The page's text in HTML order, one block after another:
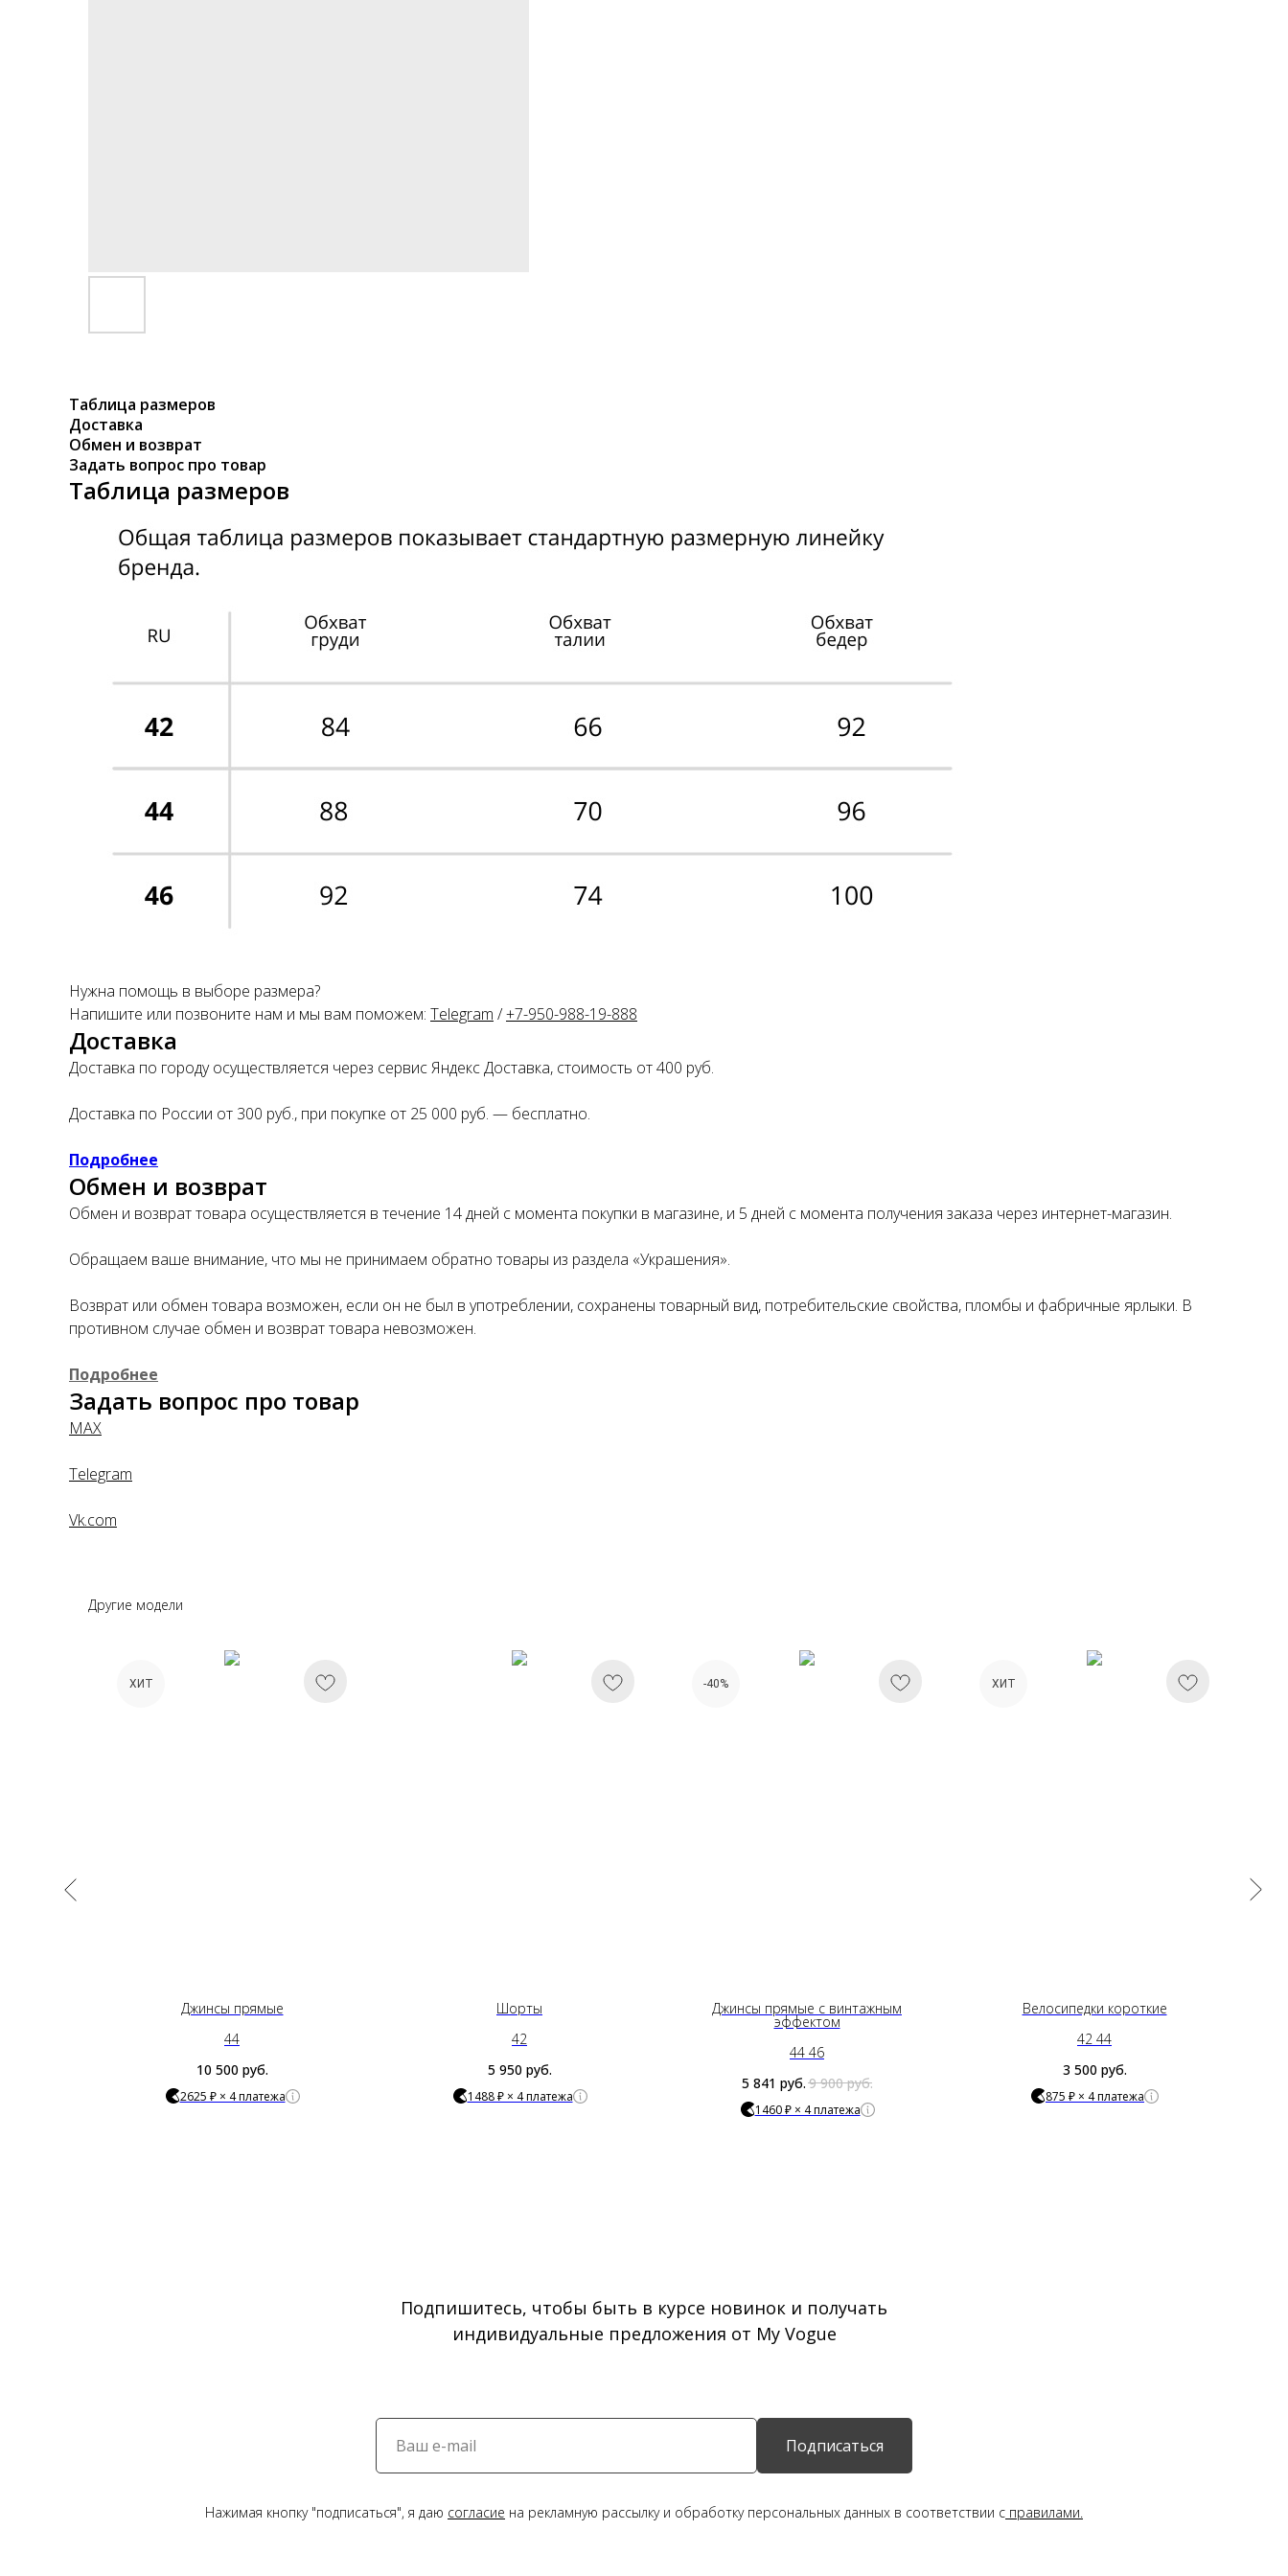
Таблица размеров
Доставка
Обмен и возврат
Задать вопрос про товар
Таблица размеров
Нужна помощь в выборе размера?
Напишите или позвоните нам и мы вам поможем: Telegram /+7-950-988-19-888
Доставка
Доставка по городу осуществляется через сервис Яндекс Доставка, стоимость от 400 руб.
Доставка по России от 300 руб., при покупке от 25 000 руб. — бесплатно.
Подробнее
Обмен и возврат
Обмен и возврат товара осуществляется в течение 14 дней с момента покупки в магазине, и 5 дней с момента получения заказа через интернет-магазин.
Обращаем ваше внимание, что мы не принимаем обратно товары из раздела «Украшения».
Возврат или обмен товара возможен, если он не был в употреблении, сохранены товарный вид, потребительские свойства, пломбы и фабричные ярлыки. В
противном случае обмен и возврат товара невозможен.
Подробнее
Задать вопрос про товар
MAX
Telegram
Vk.com
Другие модели
ХИТ
Джинсы прямые
44
10 500 руб.
2625 ₽ × 4 платежа
Шорты
42
5 950 руб.
1488 ₽ × 4 платежа
-40%
Джинсы прямые с винтажным
эффектом
44 46
5 841 руб.9 900 руб.
1460 ₽ × 4 платежа
ХИТ
Велосипедки короткие
42 44
3 500 руб.
875 ₽ × 4 платежа
Подпишитесь, чтобы быть в курсе новинок и получать
индивидуальные предложения от My Vogue
Подписаться
Нажимая кнопку "подписаться", я даю согласие на рекламную рассылку и обработку персональных данных в соответствии с правилами.
банка, остальное — тремя платежами раз в две недели.
Оплата
Без комиссий и переплат
Понятно